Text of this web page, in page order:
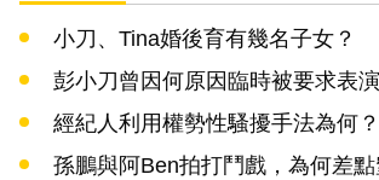
小刀、Tina婚後育有幾名子女？
彭小刀曾因何原因臨時被要求表
經紀人利用權勢性騷擾手法為何？
孫鵬與阿Ben拍打鬥戲，為何差點